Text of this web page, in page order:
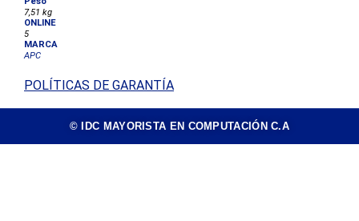
7,51 kg
ONLINE
5
MARCA
APC
POLÍTICAS DE GARANTÍA
© IDC MAYORISTA EN COMPUTACIÓN C.A